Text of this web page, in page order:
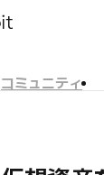
コミュニティ